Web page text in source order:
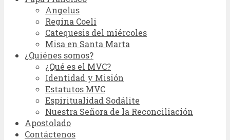
Angelus
Regina Coeli
Catequesis del miércoles
Misa en Santa Marta
¿Quiénes somos?
¿Qué es el MVC?
Identidad y Misión
Estatutos MVC
Espiritualidad Sodálite
Nuestra Señora de la Reconciliación
Apostolado
Contáctenos